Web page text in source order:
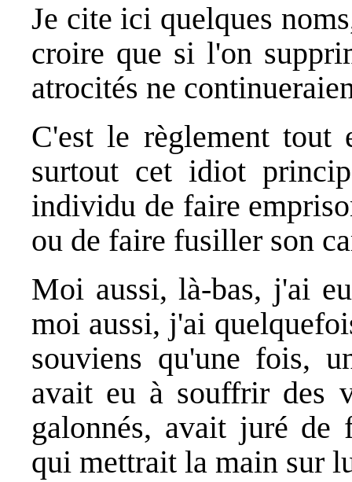
Je cite ici quelques
croire que si l'on
atrocités ne
C'est le règlement tout
surtout cet idiot
individu de faire
ou de faire fusiller son
Moi aussi, là-bas, j'ai
moi aussi, j'ai
souviens qu'une fois,
avait eu à souffrir des
galonnés, avait juré de
qui mettrait la main sur